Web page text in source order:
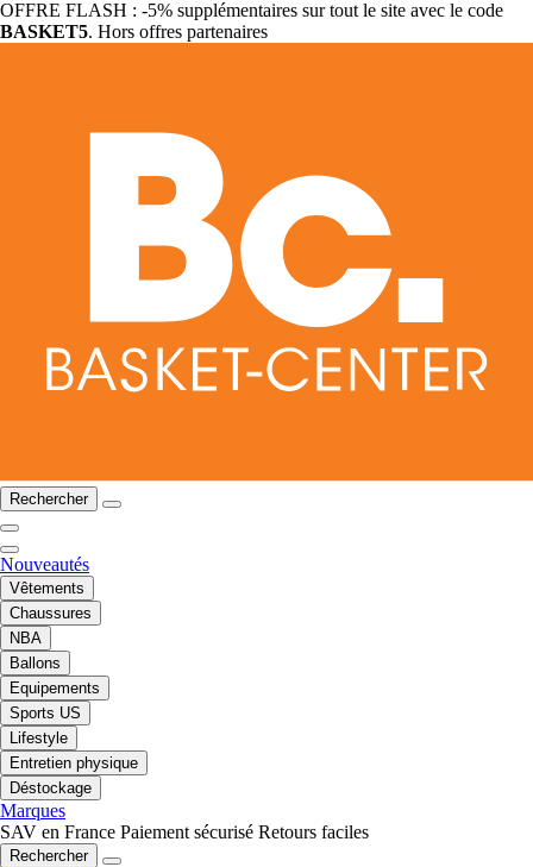
OFFRE FLASH : -5% supplémentaires sur tout le site avec le code
BASKET5. Hors offres partenaires
Rechercher
Nouveautés
Vêtements
Chaussures
NBA
Ballons
Equipements
Sports US
Lifestyle
Entretien physique
Déstockage
Marques
SAV en France Paiement sécurisé Retours faciles
Rechercher